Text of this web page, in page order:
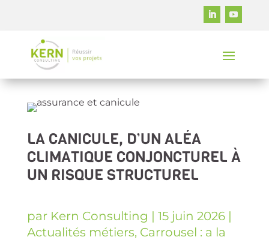
LA CANICULE, D’UN ALÉA
CLIMATIQUE CONJONCTUREL À
UN RISQUE STRUCTUREL
par Kern Consulting | 15 juin 2026|
Actualités métiers, Carrousel : a la